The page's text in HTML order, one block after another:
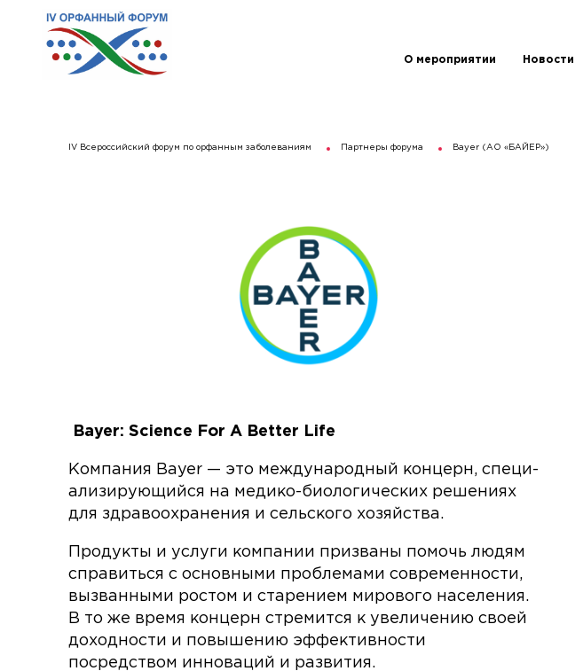
О мероприятии Новости
IV Всероссийский форум по орфанным заболеваниям Партнеры форума Bayer (АO «БАЙЕР»)
Bayer: Science For A Better Life
Компания Bayer — это международный концерн, специ­
ализирующийся на медико-биологических решениях
для здравоохранения и сельского хозяйства.
Продукты и услуги компании призваны помочь людям
справиться с основными проблемами современности,
вызванными ростом и старением мирового населения.
В то же вре­мя концерн стремится к увеличению своей
доходности и повышению эффективности
посредством инноваций и развития.